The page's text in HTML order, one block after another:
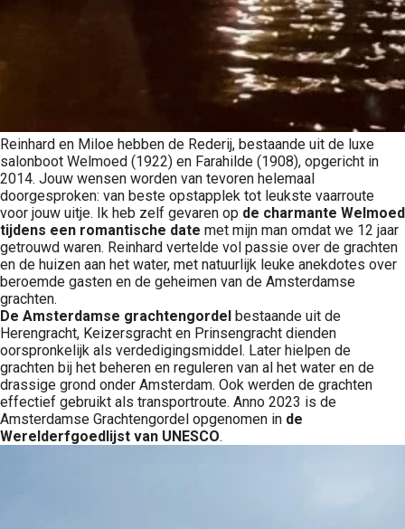
Reinhard en Miloe hebben de Rederij, bestaande uit de luxe
salonboot Welmoed (1922) en Farahilde (1908), opgericht in
2014. Jouw wensen worden van tevoren helemaal
doorgesproken: van beste opstapplek tot leukste vaarroute
voor jouw uitje. Ik heb zelf gevaren op de charmante Welmoed
tijdens een romantische date met mijn man omdat we 12 jaar
getrouwd waren. Reinhard vertelde vol passie over de grachten
en de huizen aan het water, met natuurlijk leuke anekdotes over
beroemde gasten en de geheimen van de Amsterdamse
grachten.
De Amsterdamse grachtengordel bestaande uit de
Herengracht, Keizersgracht en Prinsengracht dienden
oorspronkelijk als verdedigingsmiddel. Later hielpen de
grachten bij het beheren en reguleren van al het water en de
drassige grond onder Amsterdam. Ook werden de grachten
effectief gebruikt als transportroute. Anno 2023 is de
Amsterdamse Grachtengordel opgenomen in de
Werelderfgoedlijst van UNESCO.